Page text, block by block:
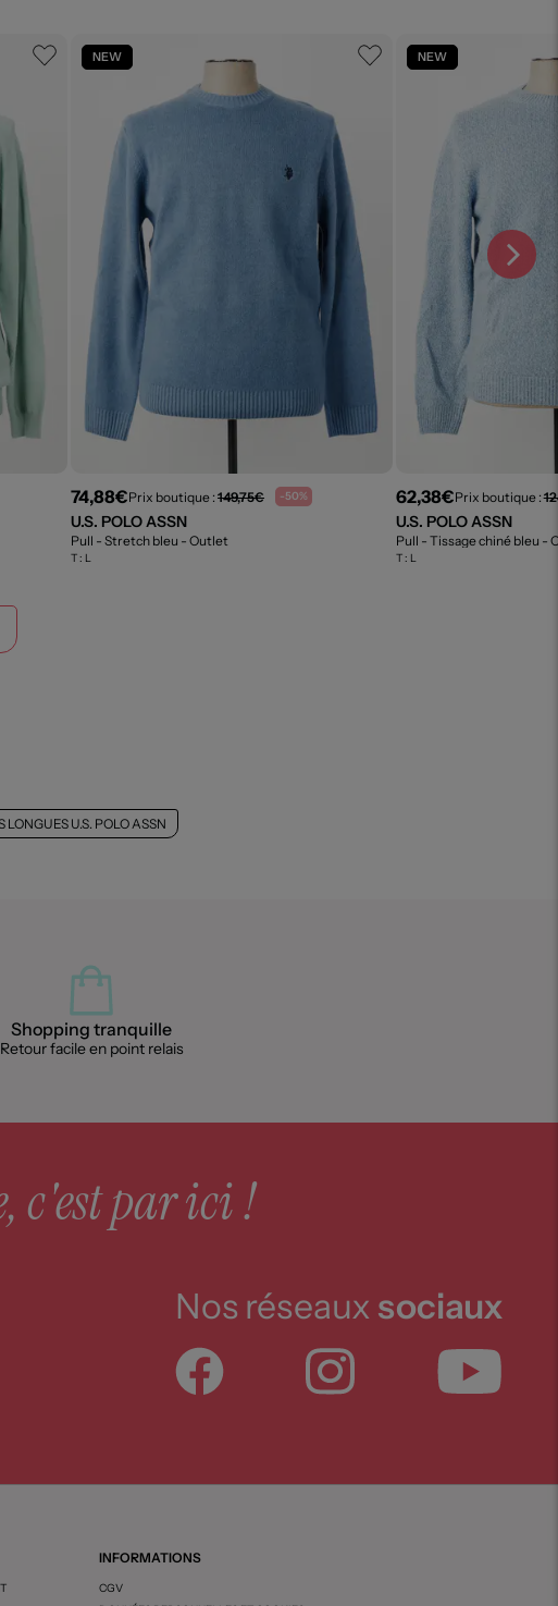
NEW
74,88€Prix boutique :149,75€ -50%
U.S. POLO ASSN
Pull - Stretch bleu - Outlet
T : L
NEW
62,38€Prix boutique :
U.S. POLO ASSN
Pull - Tissage chiné bleu -
T : L
U.S. POLO ASSN
Shopping tranquille
Retour facile en point relais
c'est par ici !
Nos réseaux sociaux
INFORMATIONS
CGV